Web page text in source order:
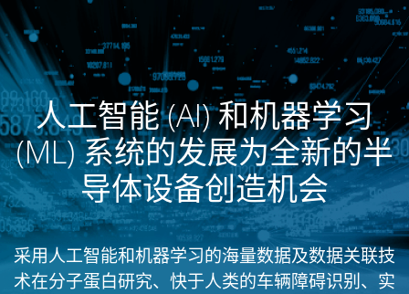
人工智能 (AI) 和机器学习
(ML) 系统的发展为全新的半
导体设备创造机会
采用人工智能和机器学习的海量数据及数据关联技
术在分子蛋白研究、快于人类的车辆障碍识别、实